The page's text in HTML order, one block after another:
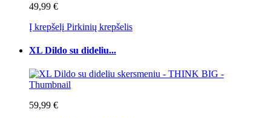
49,99 €
Į krepšelį Pirkinių krepšelis
XL Dildo su dideliu...
59,99 €